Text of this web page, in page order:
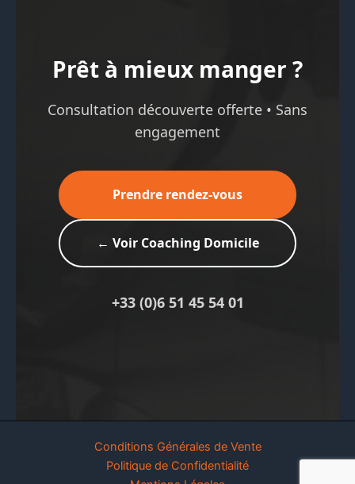
Prêt à mieux manger ?
Consultation découverte offerte • Sans
engagement
Prendre rendez-vous
← Voir Coaching Domicile
+33 (0)6 51 45 54 01
Conditions Générales de Vente
Politique de Confidentialité